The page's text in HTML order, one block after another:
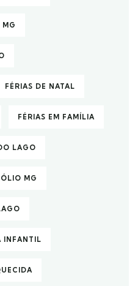
MG
FÉRIAS DE NATAL
FÉRIAS EM FAMÍLIA
LAGO
MG
INFANTIL